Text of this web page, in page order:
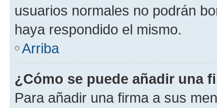
usuarios normales no podrán
haya respondido el mismo.
Arriba
¿Cómo se puede añadir una
Para añadir una firma a sus